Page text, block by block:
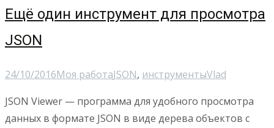
Ещё один инструмент для просмотра
JSON
24/10/2016Моя работаJSON, инструментыVlad
JSON Viewer — программа для удобного просмотра
данных в формате JSON в виде дерева объектов с